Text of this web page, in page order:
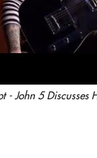
- John 5 Discusses